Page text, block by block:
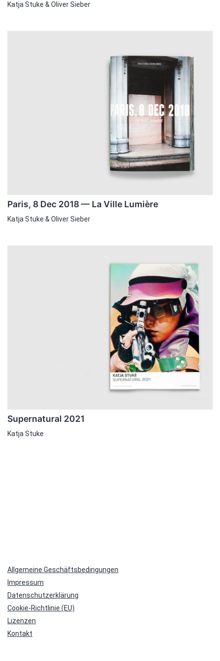
Katja Stuke & Oliver Sieber
Paris, 8 Dec 2018 — La Ville Lumière
Katja Stuke & Oliver Sieber
Supernatural 2021
Katja Stuke
Allgemeine Geschäftsbedingungen
Impressum
Datenschutzerklärung
Cookie-Richtlinie (EU)
Lizenzen
Kontakt